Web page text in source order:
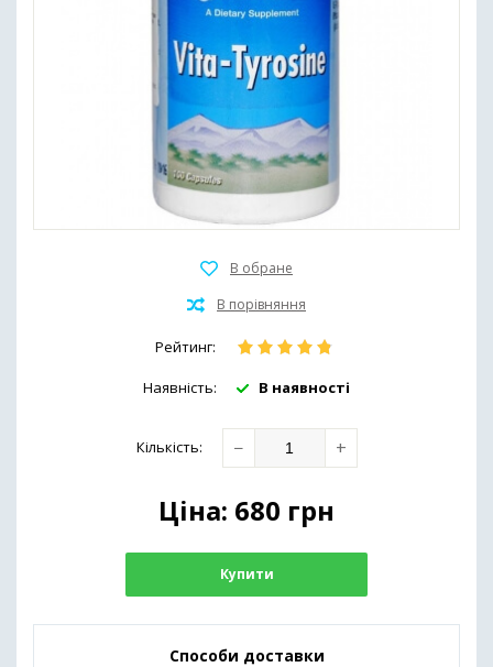
Рейтинг:
Наявність: В наявності
Кількість: − +
Ціна: 680 грн
Купити
Способи доставки